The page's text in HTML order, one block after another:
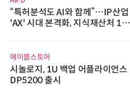
“특허분석도 AI와 함께”…IP산업
'AX' 시대 본격화, 지식재산처 1호
에이블스토어
시놀로지, 1U 백업 어플라이언스
DP5200 출시